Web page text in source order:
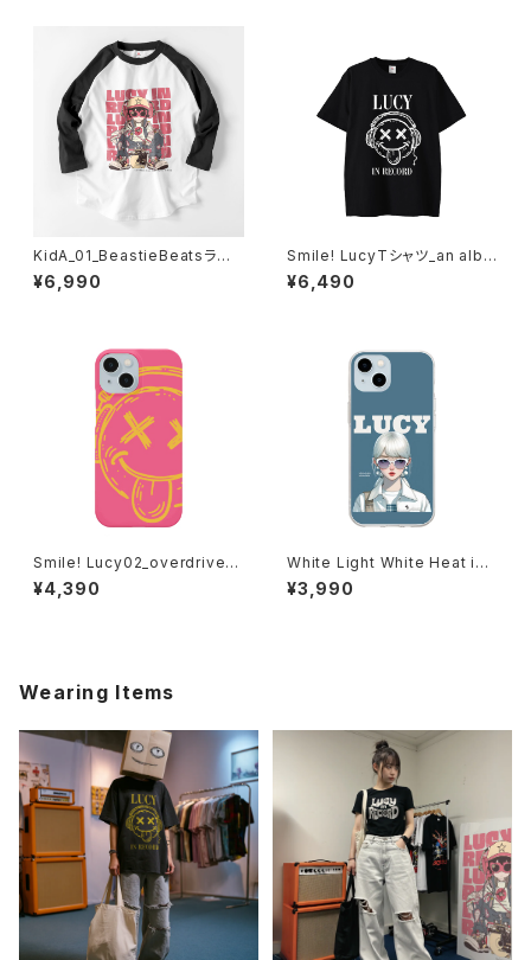
KidA_01_BeastieBeatsラグラ
ンTシャツ 1014-230221181
¥6,990
Smile! LucyTシャツ_an albin
o 1014-230221290
¥6,490
Smile! Lucy02_overdrive_P
ink spider iPhoneケース 10
20-241126098
¥4,390
White Light White Heat iPh
oneケース 1017-240218046
¥3,990
Wearing Items